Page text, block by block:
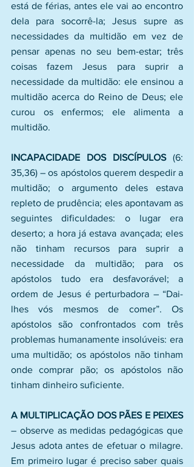
está de férias, antes ele vai ao encontro
dela para socorrê-la; Jesus supre as
necessidades da multidão em vez de
pensar apenas no seu bem-estar; três
coisas fazem Jesus para suprir a
necessidade da multidão: ele ensinou a
multidão acerca do Reino de Deus; ele
curou os enfermos; ele alimenta a
multidão.
INCAPACIDADE DOS DISCÍPULOS (6:
35,36) – os apóstolos querem despedir a
multidão; o argumento deles estava
repleto de prudência; eles apontavam as
seguintes dificuldades: o lugar era
deserto; a hora já estava avançada; eles
não tinham recursos para suprir a
necessidade da multidão; para os
apóstolos tudo era desfavorável; a
ordem de Jesus é perturbadora – “Dai-
lhes vós mesmos de comer”. Os
apóstolos são confrontados com três
problemas humanamente insolúveis: era
uma multidão; os apóstolos não tinham
onde comprar pão; os apóstolos não
tinham dinheiro suficiente.
A MULTIPLICAÇÃO DOS PÃES E PEIXES
– observe as medidas pedagógicas que
Jesus adota antes de efetuar o milagre.
Em primeiro lugar é preciso saber quais